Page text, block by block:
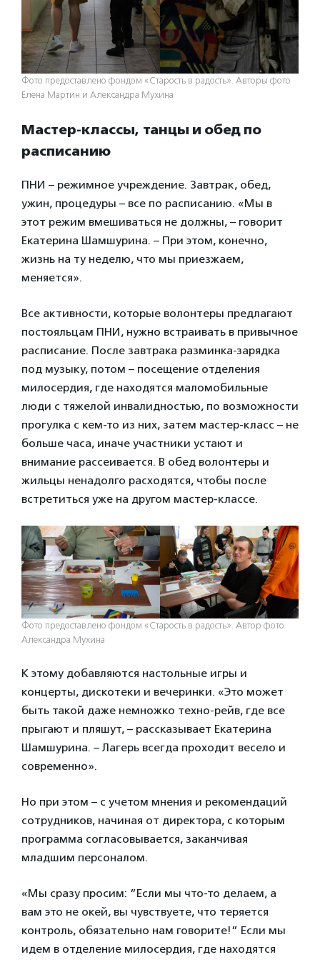
Фото предоставлено фондом «Старость в радость». Авторы фото
Елена Мартин и Александра Мухина
Мастер-классы, танцы и обед по
расписанию
ПНИ – режимное учреждение. Завтрак, обед,
ужин, процедуры – все по расписанию. «Мы в
этот режим вмешиваться не должны, – говорит
Екатерина Шамшурина. – При этом, конечно,
жизнь на ту неделю, что мы приезжаем,
меняется».
Все активности, которые волонтеры предлагают
постояльцам ПНИ, нужно встраивать в привычное
расписание. После завтрака разминка-зарядка
под музыку, потом – посещение отделения
милосердия, где находятся маломобильные
люди с тяжелой инвалидностью, по возможности
прогулка с кем-то из них, затем мастер-класс – не
больше часа, иначе участники устают и
внимание рассеивается. В обед волонтеры и
жильцы ненадолго расходятся, чтобы после
встретиться уже на другом мастер-классе.
Фото предоставлено фондом «Старость в радость». Автор фото
Александра Мухина
К этому добавляются настольные игры и
концерты, дискотеки и вечеринки. «Это может
быть такой даже немножко техно-рейв, где все
прыгают и пляшут, – рассказывает Екатерина
Шамшурина. – Лагерь всегда проходит весело и
современно».
Но при этом – с учетом мнения и рекомендаций
сотрудников, начиная от директора, с которым
программа согласовывается, заканчивая
младшим персоналом.
«Мы сразу просим: ”Если мы что-то делаем, а
вам это не окей, вы чувствуете, что теряется
контроль, обязательно нам говорите!” Если мы
идем в отделение милосердия, где находятся